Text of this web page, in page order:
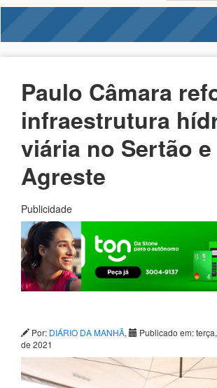
Paulo Câmara
infraestrutura
viária no Sertão e
Agreste
Publicidade
Por: DIÁRIO DA MANHÃ,
Publicado em:
de 2021